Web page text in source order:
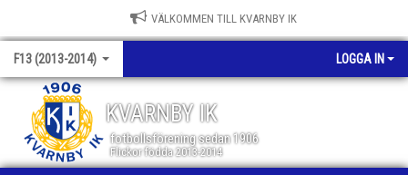
VÄLKOMMEN TILL KVARNBY IK
F13 (2013-2014) LOGGA IN
KVARNBY IK
fotbollsförening sedan 1906
Flickor födda 2013-2014